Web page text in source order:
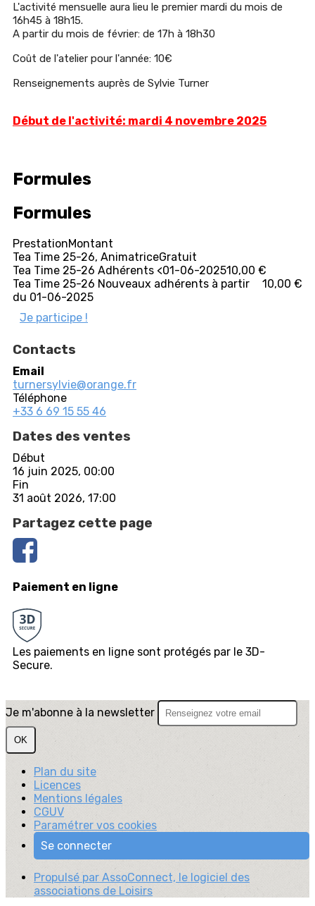
L'activité mensuelle aura lieu le premier mardi du mois de
16h45 à 18h15.
A partir du mois de février: de 17h à 18h30
Coût de l'atelier pour l'année: 10€
Renseignements auprès de Sylvie Turner
Début de l'activité: mardi 4 novembre 2025
Formules
Formules
PrestationMontant
Tea Time 25-26, AnimatriceGratuit
Tea Time 25-26 Adhérents <01-06-202510,00 €
Tea Time 25-26 Nouveaux adhérents à partir
du 01-06-2025
10,00 €
Je participe !
Contacts
Email
turnersylvie@orange.fr
Téléphone
+33 6 69 15 55 46
Dates des ventes
Début
16 juin 2025, 00:00
Fin
31 août 2026, 17:00
Partagez cette page
Paiement en ligne
Les paiements en ligne sont protégés par le 3D-
Secure.
Je m'abonne à la newsletter
OK
Plan du site
Licences
Mentions légales
CGUV
Paramétrer vos cookies
Se connecter
Propulsé par AssoConnect, le logiciel des
associations de Loisirs